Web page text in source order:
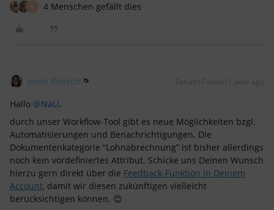
4 Menschen gefällt dies
Jenni Pietsch Forum|Forum|1 year ago
Hallo @NaLi,
durch unser Workflow-Tool gibt es neue Möglichkeiten bzgl.
Automatisierungen und Benachrichtigungen. Die
Dokumentenkategorie “Lohnabrechnung” ist bisher allerdings
noch kein vordefiniertes Attribut. Schicke uns Deinen Wunsch
hierzu gern direkt über die Feedback-Funktion in Deinem
Account, damit wir diesen zukünftigen vielleicht
berücksichtigen können. 😊